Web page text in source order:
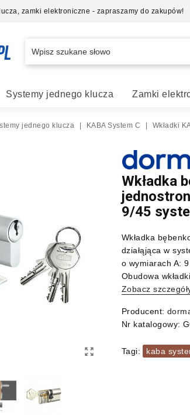
zamki elektroniczne - zapraszamy do zakupów!
Systemy jednego klucza Zamki
jednego klucza KABA System C Wkładki
Wkładka
9/45
Wkładka
działąjąca w
o wymiarach A:
Obudowa
Zobacz
Producent:
Nr katalogowy:
Tagi: kaba